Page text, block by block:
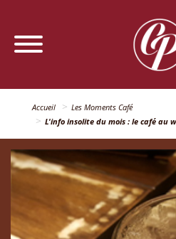
Accueil
Les Moments Café
L'info insolite du mois : le café au